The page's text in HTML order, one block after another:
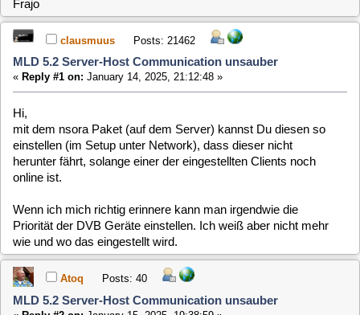
MLD 5.2 Server-Host Communication unsauber
«Reply #2 on:January 15, 2025, 19:38:59 »
Dankeschön. Das Plugin nsora habe ich auf dem Server
nachgeladen und frage mich nun, wie ich die IP-Adressen
unter Network trennen muss... Was ist richtig ? Leerzeichen
Ich vermute, ich muss den Client wahrscheinlich noch mal
neu installieren, weil ich dem Phaenomen mit dem
zurueckbleibenden Ton nicht auf die Schliche komme.
Das hatte ich ganz zu Anfang bei ersten Tests mit dem
SoftHDDevice auch schon mal. Wenn man sich das Plugin
?!? :-(
Bei späteren Tests lief das Ding dann anscheinend wieder
normal. Aber inzwischen hat sich das total verschlimmert.
Man kann aktuellle Aufnahmen noch synchron schauen, aber
Aufnahmen des alten VDR hängen im Ton schon von Anfang
an total daneben... Auf dem Raspberry habe ich das Problem
mit dem Xineliboutput noch nicht bemerkt, aber der lief bisher
auch nicht lange genug..